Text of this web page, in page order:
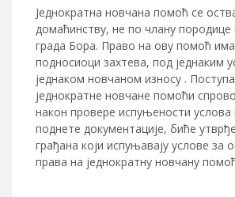
Једнократна новчана помоћ се
домаћинству, не по члану породице
града Бора. Право на ову помоћ
подносиоци захтева, под једнаким
једнаком новчаном износу .
једнократне новчане помоћи
након провере испуњености услова
поднете документације, биће
грађана који испуњавају услове за
права на једнократну новчану